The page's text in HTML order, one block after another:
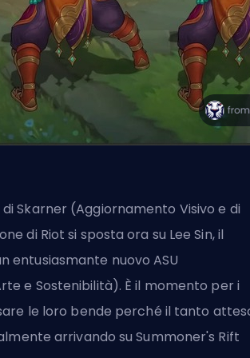
Skarner (Aggiornamento Visivo e di
di Riot si sposta ora su Lee Sin, il
entusiasmante nuovo ASU
e Sostenibilità). È il momento per i
le loro bende perché il tanto
arrivando su Summoner's Rift